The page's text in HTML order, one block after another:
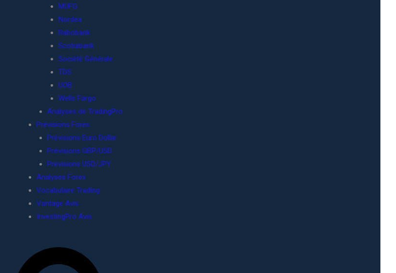
MUFG
Nordea
Rabobank
Scotiabank
Société Générale
TDS
UOB
Wells Fargo
Analyses de TradingPro
Prévisions Forex
Prévisions Euro Dollar
Prévisions GBP/USD
Prévisions USD/JPY
Analyses Forex
Vocabulaire Trading
Vantage Avis
InvestingPro Avis